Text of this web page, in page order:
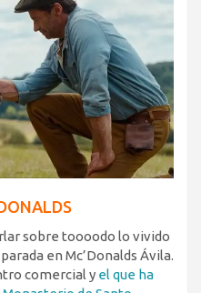
sobre toooodo lo vivido
en Mc’Donalds Ávila.
comercial y el que ha